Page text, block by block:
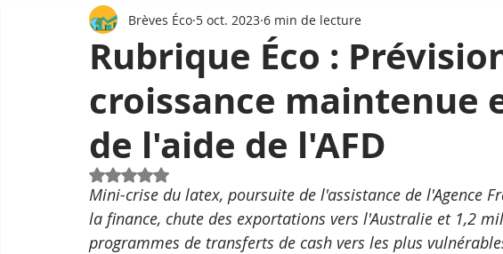
Rubrique Éco :
croissance maintenue
de l'aide de l'AFD
Brèves Éco 5 oct. 2023 6 min de lecture
Noté NaN étoiles sur 5.
Mini-crise du latex, poursuite de l'assistance de l'Agence
la finance, chute des exportations vers l'Australie et 1,2
programmes de transferts de cash vers les plus